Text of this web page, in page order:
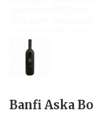
Banfi Aska